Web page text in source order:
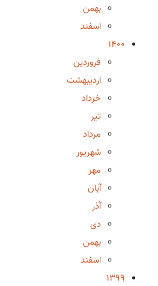
بهمن
اسفند
1400
فروردین
اردیبهشت
خرداد
تیر
مرداد
شهریور
مهر
آبان
آذر
دی
بهمن
اسفند
1399